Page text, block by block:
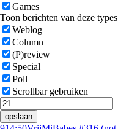
Games
Toon berichten van deze types
Weblog
Column
(P)review
Special
Poll
Scrollbar gebruiken
opslaan